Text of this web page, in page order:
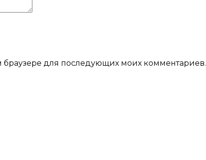
браузере для последующих моих комментариев.